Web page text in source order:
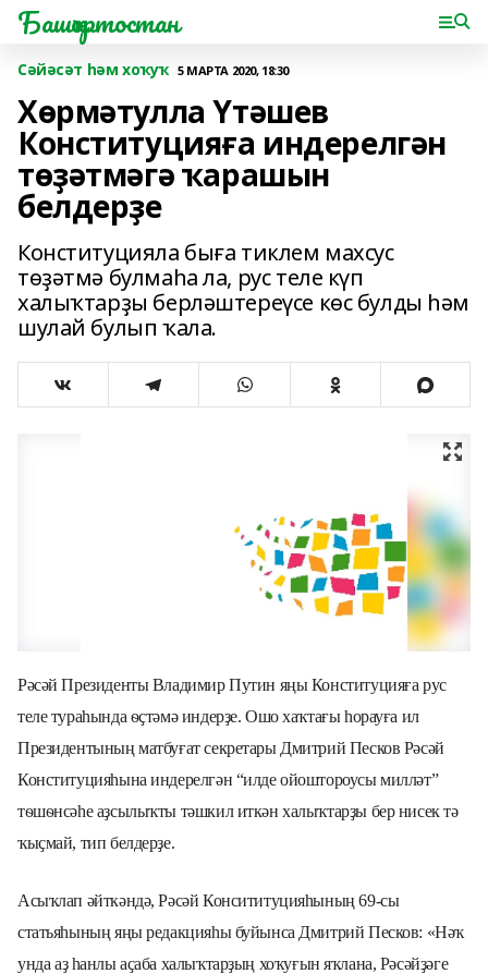
Башҡортостан
Сәйәсәт һәм хоҡуҡ 5 МАРТА 2020, 18:30
Хѳрмәтулла Үтәшев
Конституцияға индерелгән
тѳҙәтмәгә ҡарашын
белдерҙе
Конституцияла быға тиклем махсус
төҙәтмә булмаһа ла, рус теле күп
халыҡтарҙы берләштереүсе көс булды һәм
шулай булып ҡала.
Рәсәй Президенты Владимир Путин яңыКонституцияға рус
теле тураһында ѳҫтәмә индерҙе. Ошо хаҡтағы һорауға ил
Президентының матбуғат секретары Дмитрий Песков Рәсәй
Конституцияһына индерелгән “илдеойоштороусымилләт”
тѳшѳнсәһе аҙсылыҡты тәшкил иткән халыҡтарҙы бер нисек тә
ҡыҫмай, тип белдерҙе.
Асыҡлап әйткәндә, Рәсәй Консититуцияһының69-сы
статьяһының яңы редакцияһы буйынса Дмитрий Песков: «Нәҡ
унда аҙ һанлы аҫаба халыҡтарҙың хоҡуғын яҡлана, Рәсәйҙәге